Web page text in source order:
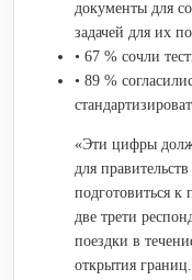
документы для
задачей для их
• 67 % сочли
• 89 %
«Эти цифры
для
подготовиться к
две трети
поездки в
открытия